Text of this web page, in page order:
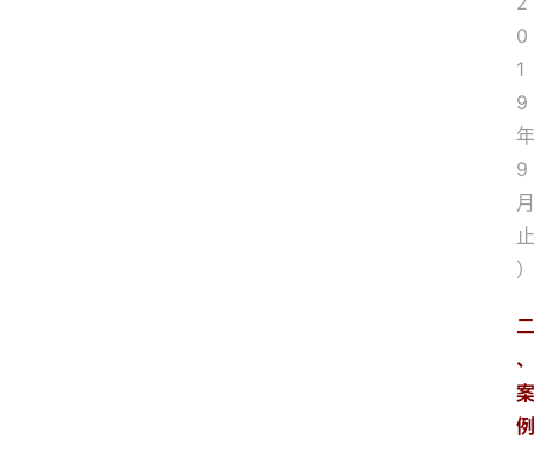
0
1
9
年
9
月
止
）
二
、
案
例